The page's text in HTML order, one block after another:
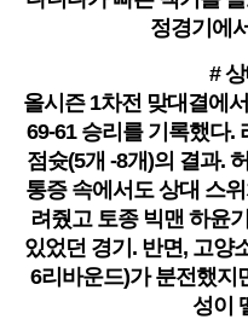
정경기에
#
올시즌 1차전 맞대결에
69-61 승리를 기록했다.
점슛(5개 -8개)의 결과.
통증 속에서도 상대 스
려줬고 토종 빅맨 하윤
있었던 경기. 반면, 고양
6리바운드)가 분전했지
성이